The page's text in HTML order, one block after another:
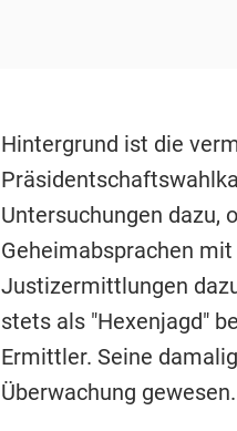
Hintergrund ist die
Untersuchungen dazu,
Geheimabsprachen
Justizermittlungen
stets als "Hexenjagd"
Ermittler. Seine
Überwachung gewesen.